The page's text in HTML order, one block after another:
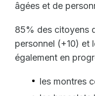
âgées et de
85% des citoyens
personnel (+10) et
également en
les montres